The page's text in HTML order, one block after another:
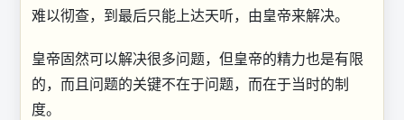
难以彻查，到最后只能上达天听，由皇帝来解决。
皇帝固然可以解决很多问题，但皇帝的精力也是有限
的，而且问题的关键不在于问题，而在于当时的制
度。